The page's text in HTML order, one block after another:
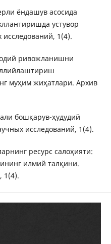
ёндашув асосида
устувор
1(4).
ривожланишни
муҳим жиҳатлари. Архив
бошқарув-ҳудудий
исследований, 1(4).
ресурс салоҳияти:
илмий талқини.
1(4).